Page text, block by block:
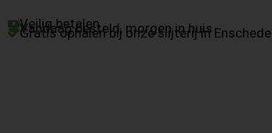
Veilig betalen
Vandaag besteld, morgen in huis
Gratis ophalen bij onze slijterij in Enschede